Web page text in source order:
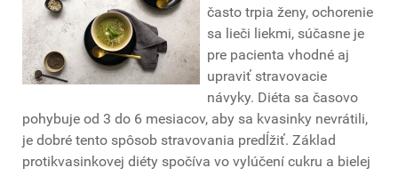
často trpia ženy, ochorenie
sa lieči liekmi, súčasne je
pre pacienta vhodné aj
upraviť stravovacie
návyky. Diéta sa časovo
pohybuje od 3 do 6 mesiacov, aby sa kvasinky nevrátili,
je dobré tento spôsob stravovania predĺžiť. Základ
protikvasinkovej diéty spočíva vo vylúčení cukru a bielej